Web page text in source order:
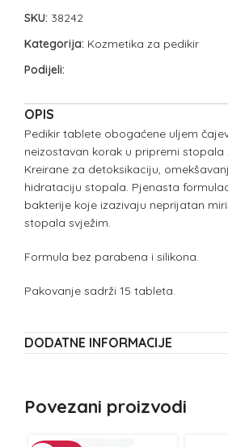
SKU: 38242
Kategorija: Kozmetika za pedikir
Podijeli:
OPIS
Pedikir tablete obogaćene uljem
neizostavan korak u pripremi stopala
Kreirane za detoksikaciju,
hidrataciju stopala. Pjenasta
bakterije koje izazivaju neprijatan
stopala svježim.
Formula bez parabena i silikona.
Pakovanje sadrži 15 tableta.
DODATNE INFORMACIJE
Povezani proizvodi